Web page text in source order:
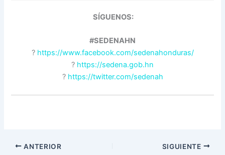
SÍGUENOS:
#SEDENAHN
? https://www.facebook.com/sedenahonduras/
? https://sedena.gob.hn
? https://twitter.com/sedenah
ANTERIOR SIGUIENTE